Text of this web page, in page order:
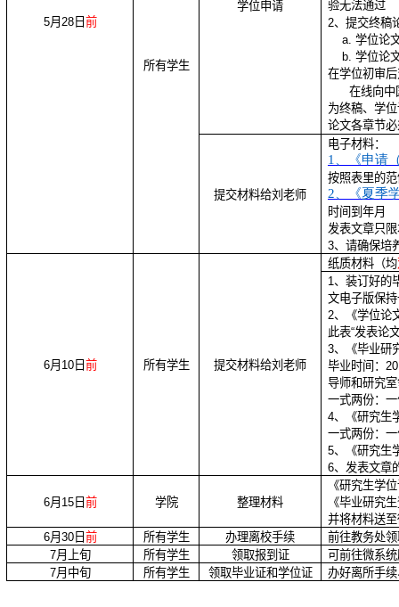
5月 28日 前
所有学生
学位申请
验无法通过
2、提交终稿
a.学位论
b.学位论
在学位初审
在线向中
为终稿、学
论文各章节
提交材料给刘老师
电子材料：
1 、《申请
按照表里的
2 、《夏季
时间到年月
发表文章只
3、请确保培
6月 10日 前 所有学生 提交材料给刘老师
纸质材料（均
1、装订好的
文电子版保
2、《学位论
此表“发表论
3、《毕业研
毕业时间：
导师和研究
一式两份：
4、《研究生
一式两份：
5、《研究生
6、发表文章
6月 15日 前 学院 整理材料
《研究生学
《毕业研究
并将材料送
6月 30日 前 所有学生 办理离校手续
前往教务处
7月上旬 所有学生 领取报到证
可前往微系
7月中旬 所有学生 领取毕业证和学位证 办好离所手